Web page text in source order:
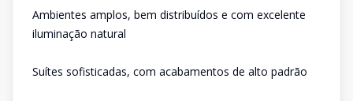
Ambientes amplos, bem distribuídos e com excelente
iluminação natural
Suítes sofisticadas, com acabamentos de alto padrão